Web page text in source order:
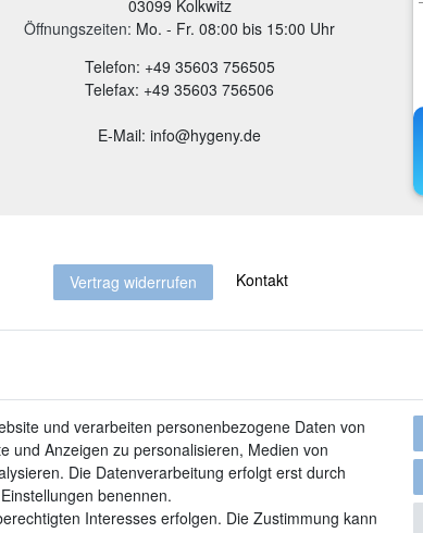
03099 Kolkwitz
Öffnungszeiten: Mo. - Fr. 08:00 bis 15:00 Uhr
Telefon: +49 35603 756505
Telefax: +49 35603 756506
E-Mail: info@hygeny.de
Vertrag widerrufen Kontakt
und verarbeiten personenbezogene Daten von
und Anzeigen zu personalisieren, Medien von
Die Datenverarbeitung erfolgt erst durch
benennen.
Interesses erfolgen. Die Zustimmung kann